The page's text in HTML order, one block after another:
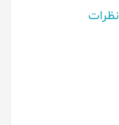
نظرات